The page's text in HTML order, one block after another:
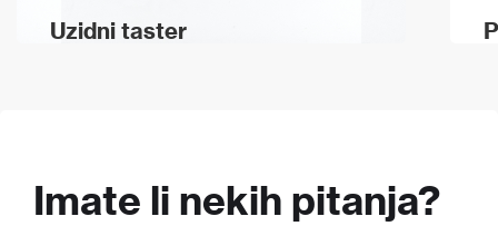
Uzidni taster
Imate li nekih pitanja?